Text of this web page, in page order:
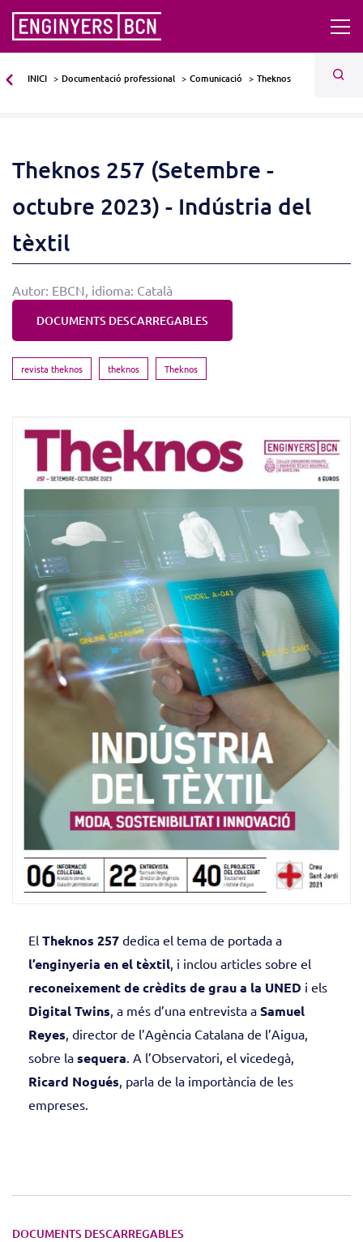
INICI Documentació professional Comunicació Theknos
Theknos 257 (Setembre -
octubre 2023) - Indústria del
tèxtil
Autor: EBCN, idioma: Català
DOCUMENTS DESCARREGABLES
revista theknos theknos Theknos
El Theknos 257 dedica el tema de portada a
l’enginyeria en el tèxtil , i inclou articles sobre el
reconeixement de crèdits de grau a la UNED i els
Digital Twins , a més d’una entrevista a Samuel
Reyes , director de l’Agència Catalana de l’Aigua,
sobre la sequera . A l’Observatori, el vicedegà,
Ricard Nogués , parla de la importància de les
empreses.
DOCUMENTS DESCARREGABLES